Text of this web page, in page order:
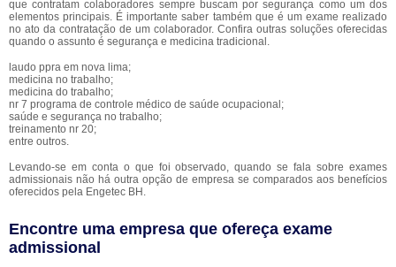
que contratam colaboradores sempre buscam por segurança como um dos
elementos principais. É importante saber também que é um exame realizado
no ato da contratação de um colaborador. Confira outras soluções oferecidas
quando o assunto é segurança e medicina tradicional.
laudo ppra em nova lima;
medicina no trabalho;
medicina do trabalho;
nr 7 programa de controle médico de saúde ocupacional;
saúde e segurança no trabalho;
treinamento nr 20;
entre outros.
Levando-se em conta o que foi observado, quando se fala sobre exames
admissionais não há outra opção de empresa se comparados aos benefícios
oferecidos pela Engetec BH.
Encontre uma empresa que ofereça exame
admissional